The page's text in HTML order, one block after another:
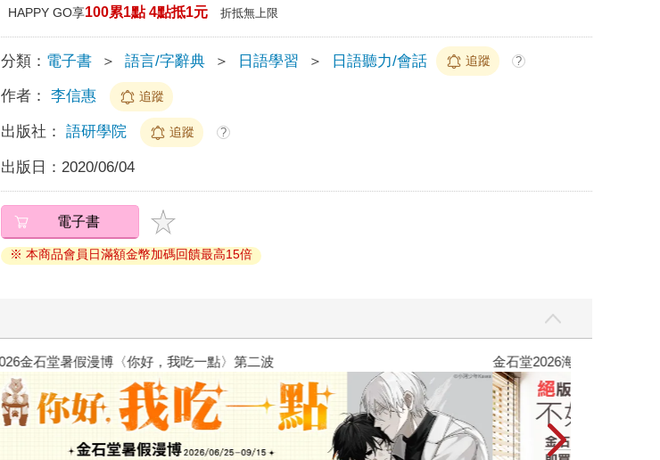
HAPPY GO享100累1點 4點抵1元 折抵無上限
分類： 電子書 ＞ 語言/字辭典 ＞ 日語學習 ＞ 日語聽力/會話 追蹤 ?
作者： 李信惠 追蹤
出版社： 語研學院 追蹤 ?
出版日： 2020/06/04
電子書
※ 本商品會員日滿額金幣加碼回饋最高15倍
2026金石堂暑假漫博〈你好，我吃一點〉第二波 金石堂2026海